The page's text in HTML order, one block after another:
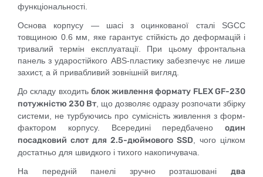
функціональності.
Основа корпусу — шасі з оцинкованої сталі SGCC
товщиною 0.6 мм, яке гарантує стійкість до деформацій і
тривалий термін експлуатації. При цьому фронтальна
панель з ударостійкого ABS-пластику забезпечує не лише
захист, а й привабливий зовнішній вигляд.
До складу входить блок живлення формату FLEX GF-230
потужністю 230 Вт, що дозволяє одразу розпочати збірку
системи, не турбуючись про сумісність живлення з форм-
фактором корпусу. Всередині передбачено один
посадковий слот для 2.5-дюймового SSD , чого цілком
достатньо для швидкого і тихого накопичувача.
На передній панелі зручно розташовані два